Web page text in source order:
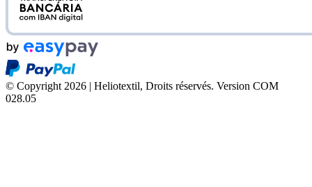
© Copyright 2026 | Heliotextil, Droits réservés. Version COM
028.05